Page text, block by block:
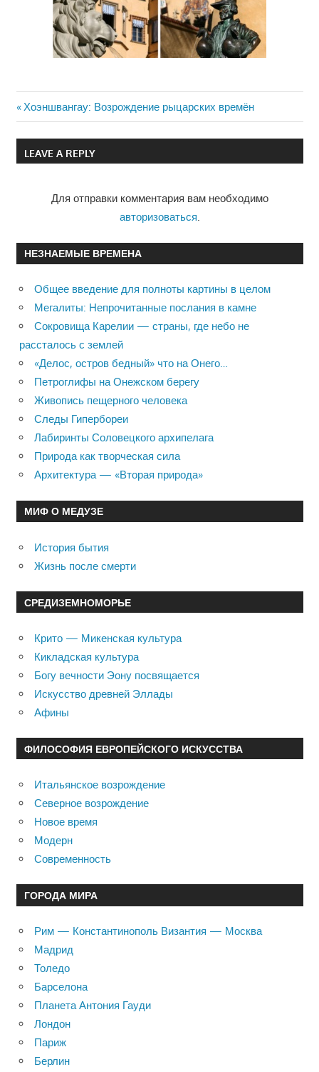
Навигация
по
Previous
Post:
Хоэншвангау: Возрождение рыцарских времён
LEAVE A REPLY
Для отправки комментария вам необходимо
авторизоваться.
НЕЗНАЕМЫЕ ВРЕМЕНА
Общее введение для полноты картины в целом
Мегалиты: Непрочитанные послания в камне
Сокровища Карелии — страны, где небо не
рассталось с землей
«Делос, остров бедный» что на Онего…
Петроглифы на Онежском берегу
Живопись пещерного человека
Следы Гипербореи
Лабиринты Соловецкого архипелага
Природа как творческая сила
Архитектура — «Вторая природа»
МИФ О МЕДУЗЕ
История бытия
Жизнь после смерти
СРЕДИЗЕМНОМОРЬЕ
Крито — Микенская культура
Кикладская культура
Богу вечности Эону посвящается
Искусство древней Эллады
Афины
ФИЛОСОФИЯ ЕВРОПЕЙСКОГО ИСКУССТВА
Итальянское возрождение
Северное возрождение
Новое время
Модерн
Современность
ГОРОДА МИРА
Рим — Константинополь Византия — Москва
Мадрид
Толедо
Барселона
Планета Антония Гауди
Лондон
Париж
Берлин